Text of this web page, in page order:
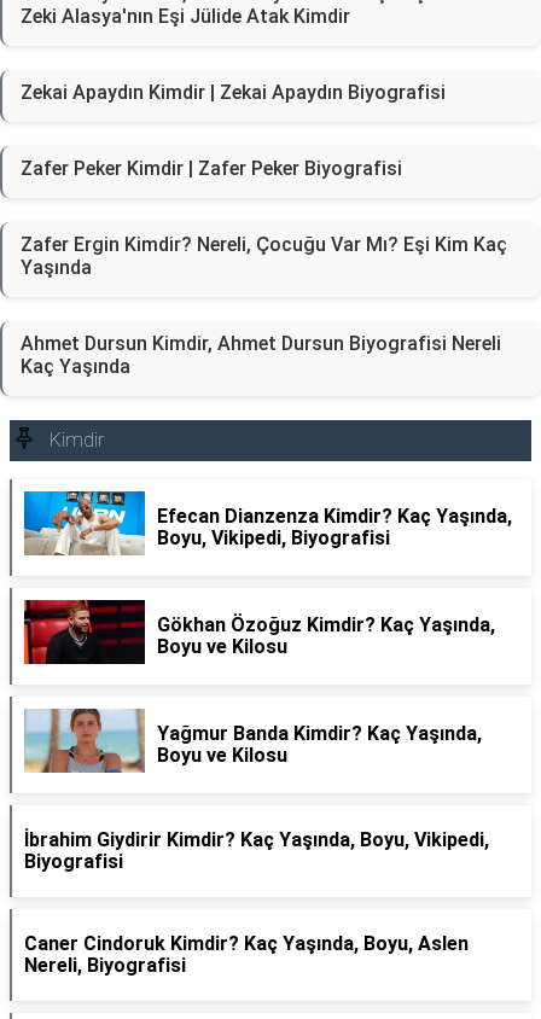
Zeki Alasya'nın Eşi Jülide Atak Kimdir
Zekai Apaydın Kimdir | Zekai Apaydın Biyografisi
Zafer Peker Kimdir | Zafer Peker Biyografisi
Zafer Ergin Kimdir? Nereli, Çocuğu Var Mı? Eşi Kim Kaç
Yaşında
Ahmet Dursun Kimdir, Ahmet Dursun Biyografisi Nereli
Kaç Yaşında
Kimdir
Efecan Dianzenza Kimdir? Kaç Yaşında,
Boyu, Vikipedi, Biyografisi
Gökhan Özoğuz Kimdir? Kaç Yaşında,
Boyu ve Kilosu
Yağmur Banda Kimdir? Kaç Yaşında,
Boyu ve Kilosu
İbrahim Giydirir Kimdir? Kaç Yaşında, Boyu, Vikipedi,
Biyografisi
Caner Cindoruk Kimdir? Kaç Yaşında, Boyu, Aslen
Nereli, Biyografisi